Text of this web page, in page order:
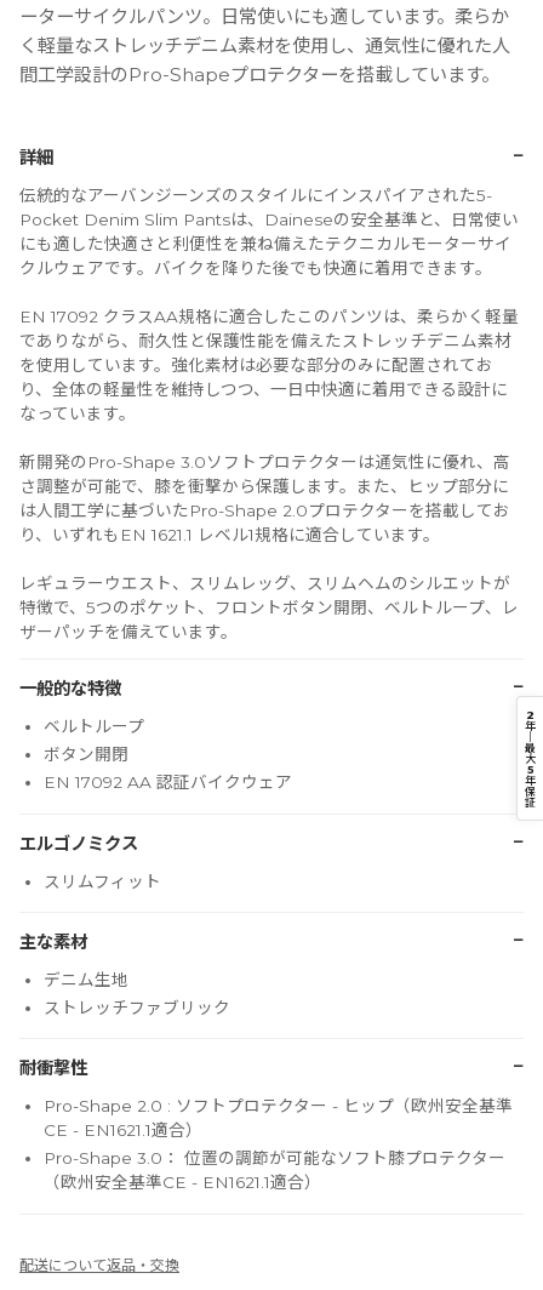
ーターサイクルパンツ。日常使いにも適しています。柔らか
く軽量なストレッチデニム素材を使用し、通気性に優れた人
間工学設計のPro-Shapeプロテクターを搭載しています。
詳細 −
伝統的なアーバンジーンズのスタイルにインスパイアされた5-
Pocket Denim Slim Pantsは、Daineseの安全基準と、日常使い
にも適した快適さと利便性を兼ね備えたテクニカルモーターサイ
クルウェアです。バイクを降りた後でも快適に着用できます。
EN 17092 クラスAA規格に適合したこのパンツは、柔らかく軽量
でありながら、耐久性と保護性能を備えたストレッチデニム素材
を使用しています。強化素材は必要な部分のみに配置されてお
り、全体の軽量性を維持しつつ、一日中快適に着用できる設計に
なっています。
新開発のPro-Shape 3.0ソフトプロテクターは通気性に優れ、高
さ調整が可能で、膝を衝撃から保護します。また、ヒップ部分に
は人間工学に基づいたPro-Shape 2.0プロテクターを搭載してお
り、いずれもEN 1621.1 レベル1規格に適合しています。
レギュラーウエスト、スリムレッグ、スリムヘムのシルエットが
特徴で、5つのポケット、フロントボタン開閉、ベルトループ、レ
ザーパッチを備えています。
一般的な特徴 −
ベルトループ
ボタン開閉
EN 17092 AA 認証バイクウェア
エルゴノミクス −
スリムフィット
主な素材 −
デニム生地
ストレッチファブリック
耐衝撃性 −
Pro-Shape 2.0 : ソフトプロテクター - ヒップ（欧州安全基準
CE - EN1621.1適合）
Pro-Shape 3.0： 位置の調節が可能なソフト膝プロテクター
（欧州安全基準CE - EN1621.1適合）
配送について返品・交換
2
年
最
大
5
年
保
証